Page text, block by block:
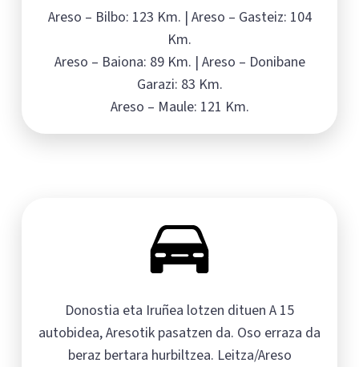
Areso – Bilbo: 123 Km. | Areso – Gasteiz: 104
Km.
Areso – Baiona: 89 Km. | Areso – Donibane
Garazi: 83 Km.
Areso – Maule: 121 Km.
Donostia eta Iruñea lotzen dituen A 15
autobidea, Aresotik pasatzen da. Oso erraza da
beraz bertara hurbiltzea. Leitza/Areso